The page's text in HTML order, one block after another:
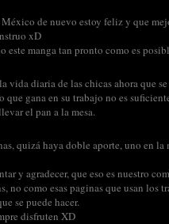
de nuevo estoy feliz y que
xD
este manga tan pronto como es
vida diaria de las chicas ahora que
gana en su trabajo no es
el pan a la mesa.
quizá haya doble aporte, uno en
y agradecer, que eso es nuestro
no como esas paginas que usan los
se puede hacer.
disfruten XD